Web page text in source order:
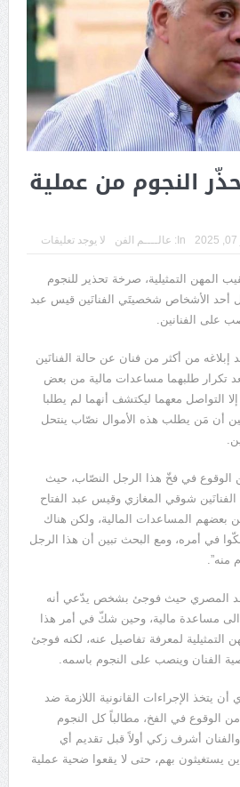
النجوم من عملية
In: عالــــم الفن لا يوجد تعليقات
المهن التمثيلية، صرخة تحذير للنجوم
أحد الأشخاص شخصيتَي الفنانَين قيس عبد
على الفنانين.
إبلاغه من أكثر من فنان عن حالة الفنانَين
بعد تكرار طلبهما مساعدات مالية من بعض
التواصل معهما ليكتشف أنهما لم يطلبا
أن مَن يطلب هذه الأموال نصّاب ينتحل
في فخّ هذا الرجل النصّاب، حيث
شوقي المغازي وقيس عبد الفتاح
المساعدات المالية، ولكن هناك
في أمره، ومع البحث تبين أن هذا الرجل
منه”.
المصري حيث فوجئ بشخص يدّعي أنه
الى مساعدة مالية، وحين شكّ في أمر هذا
التمثيلية لمعرفة تفاصيل عنه، لكنه فوجئ
الفنان وينصب على النجوم باسمه.
يتخذ الإجراءات القانونية اللازمة ضد
الوقوع في الفخ، مطالباً كل النجوم
أشرف زكي أولاً قبل تقديم أي
يستغيثون بهم، حتى لا يقعوا ضحية عملية